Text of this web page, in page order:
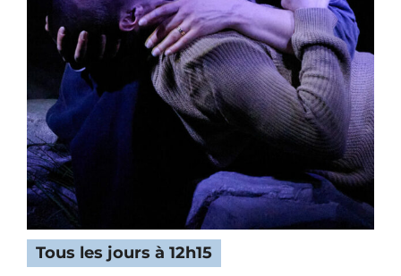
Tous les jours à 12h15